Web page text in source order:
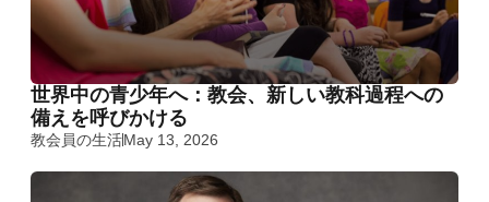
世界中の青少年へ：教会、新しい教科過程への
備えを呼びかける
教会員の生活May 13, 2026